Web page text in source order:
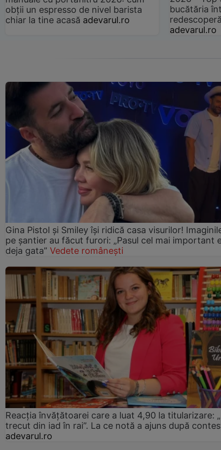
obții un espresso de nivel barista
chiar la tine acasă adevarul.ro
bucătăria
adevarul.ro
Gina Pistol și Smiley își ridică casa visurilor!
pe șantier au făcut furori: „Pasul cel mai important
deja gata” Vedete românești
Reacția învățătoarei care a luat 4,90 la titularizare:
trecut din iad în rai”. La ce notă a ajuns după
adevarul.ro